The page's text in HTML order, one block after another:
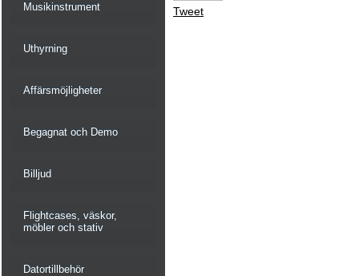
Musikinstrument
Uthyrning
Affärsmöjligheter
Begagnat och Demo
Billjud
Flightcases, väskor,
möbler och stativ
Datortillbehör
Tweet